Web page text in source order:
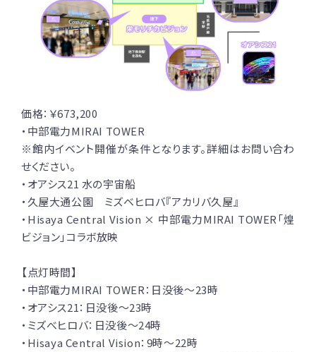
価格：￥673,200
・中部電力MIRAI TOWER
※館内イベント開催が条件となります。詳細はお問い合わ
せください。
・オアシス21 水の宇宙船
・久屋大通公園 ミズベヒロバ『アカリバ久屋』
・Hisaya Central Vision × 中部電力MIRAI TOWER「煌
ビジョン」コラボ放映
【点灯時間】
・中部電力MIRAI TOWER：日没後〜23時
・オアシス21：日没後〜23時
・ミズべヒロバ：日没後〜24時
・Hisaya Central Vision：9時〜22時